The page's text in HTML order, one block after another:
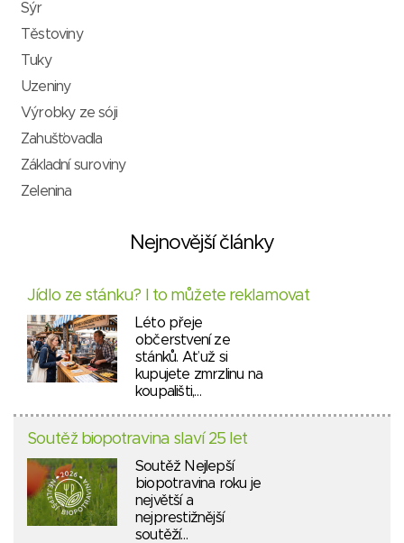
Sýr
Těstoviny
Tuky
Uzeniny
Výrobky ze sóji
Zahušťovadla
Základní suroviny
Zelenina
Nejnovější články
Jídlo ze stánku? I to můžete reklamovat
Léto přeje
občerstvení ze
stánků. Ať už si
kupujete zmrzlinu na
koupališti,…
Soutěž biopotravina slaví 25 let
Soutěž Nejlepší
biopotravina roku je
největší a
nejprestižnější
soutěží…